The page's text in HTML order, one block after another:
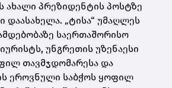
ახალი პრეზიდენტის პოსტზე
დაასახელა. „ტისა“ უმაღლეს
საერთაშორისო
უნგრეთის უზენაესი
თავმჯდომარესა და
ეროვნული საბჭოს ყოფილ